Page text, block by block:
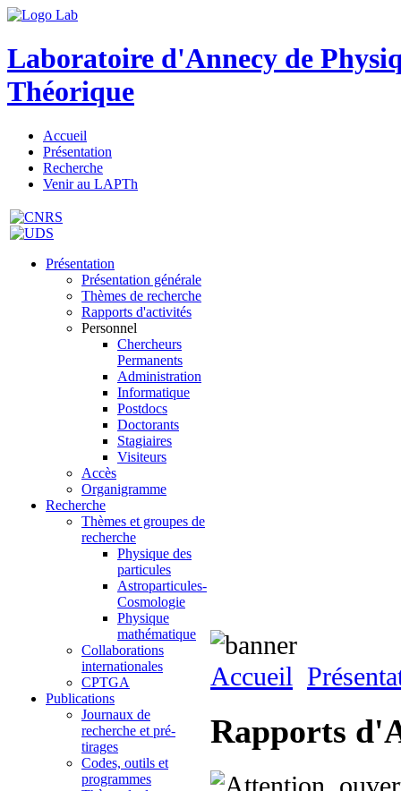
Laboratoire d'Annecy de
Théorique
Accueil
Présentation
Recherche
Venir au LAPTh
Présentation
Présentation générale
Thèmes de recherche
Rapports d'activités
Personnel
Chercheurs
Permanents
Administration
Informatique
Postdocs
Doctorants
Stagiaires
Visiteurs
Accès
Organigramme
Recherche
Thèmes et groupes de
recherche
Physique des
particules
Astroparticules-
Cosmologie
Physique
mathématique
Collaborations
internationales
CPTGA
Publications
Journaux de
recherche et pré-
tirages
Codes, outils et
programmes
Accueil
Rapports